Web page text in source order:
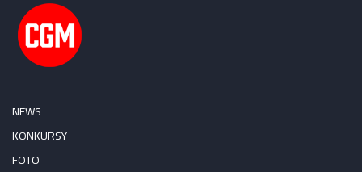
NEWS
KONKURSY
FOTO